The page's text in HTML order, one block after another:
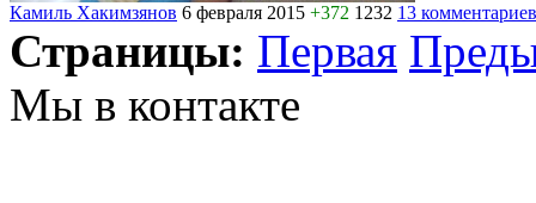
Камиль Хакимзянов 6 февраля 2015 +372 1232 13 комментариев
Страницы: Первая
Мы в контакте